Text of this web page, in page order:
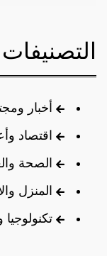
التصنيفات
أخبار
اقتصاد
الصحة
المنزل